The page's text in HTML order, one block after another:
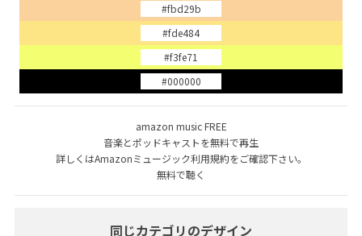
#fbd29b
#fde484
#f3fe71
#000000
amazon music FREE
音楽とポッドキャストを無料で再生
詳しくはAmazonミュージック利用規約をご確認下さい。
無料で聴く
同じカテゴリのデザイン